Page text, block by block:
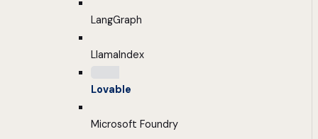
LangGraph
LlamaIndex
Lovable
Microsoft Foundry